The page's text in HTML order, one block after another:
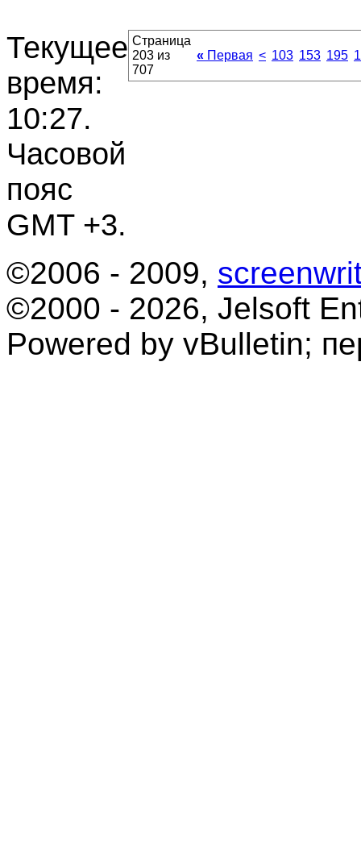
Текущее
время:
10:27.
Часовой
пояс
GMT +3.
Страница
203 из
707
« Первая < 103 153 195
©2006 - 2009,
©2000 - 2026, Jelsoft
Powered by vBulletin;